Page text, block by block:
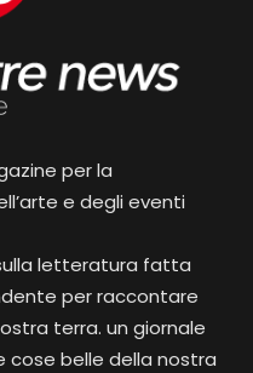
per la
e degli eventi
letteratura fatta
per raccontare
terra. un giornale
cose belle della nostra